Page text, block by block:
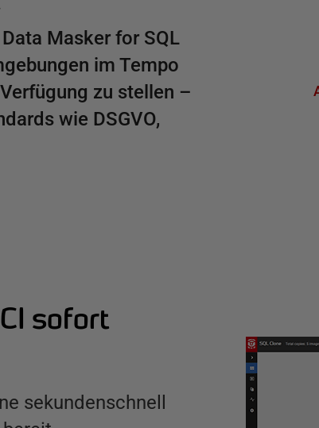
Masker for SQL
im Tempo
zu stellen –
wie DSGVO,
sofort
sekundenschnell